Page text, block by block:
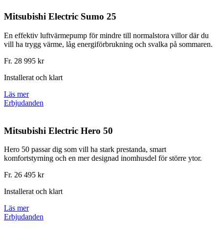
Mitsubishi Electric Sumo 25
En effektiv luftvärmepump för mindre till normalstora villor där du
vill ha trygg värme, låg energiförbrukning och svalka på sommaren.
Fr. 28 995 kr
Installerat och klart
Läs mer
Erbjudanden
Mitsubishi Electric Hero 50
Hero 50 passar dig som vill ha stark prestanda, smart
komfortstyrning och en mer designad inomhusdel för större ytor.
Fr. 26 495 kr
Installerat och klart
Läs mer
Erbjudanden